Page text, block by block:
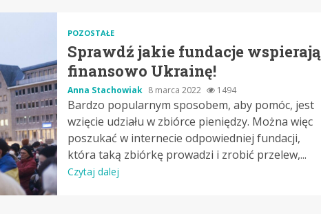
POZOSTAŁE
Sprawdź jakie fundacje wspierają
finansowo Ukrainę!
Anna Stachowiak 8 marca 2022 1494
Bardzo popularnym sposobem, aby pomóc, jest
wzięcie udziału w zbiórce pieniędzy. Można więc
poszukać w internecie odpowiedniej fundacji,
która taką zbiórkę prowadzi i zrobić przelew,...
Czytaj dalej